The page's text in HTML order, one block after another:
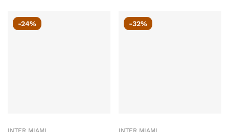
-24%
INTER MIAMI
-32%
INTER MIAMI